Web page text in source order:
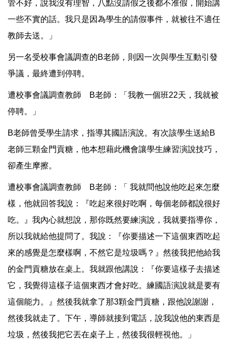
管不好，說我沒有理智，八點沒請假之後都不准假，開始講
一些不實的話。我只是因為學生的請假事件，就被往不適任
教師去送。」
另一名受校事會議調查的B老師，則因一次與學生互動引發
爭議，最終遭到停聘。
遭校事會議調查教師 B老師：「我教一個班22天，我就被
停聘。」
B老師曾受學生請求，指導其國語演說。有次該學生送給B
老師三顆金門貢糖，他本想藉此機會讓學生練習演說技巧，
卻產生摩擦。
遭校事會議調查教師 B老師：「 我就問他說他吃起來怎麼
樣，他就回答我說：『吃起來很好吃啊，每個老師都說很好
吃。』我內心就想說，那你既然要練演說，我就要指導你，
所以我就給他提問了。我說：『你要描述一下這個東西吃起
來的感覺是怎麼樣啊，不然它是垃圾嗎？』然後我把他給我
的金門貢糖放在桌上。我就跟他講說：『你要這樣子去描述
它，我覺得這樣子這個東西才會好吃。練國語演說就是要有
這個能力。』然後我就拿了那3顆金門貢糖，跟他說謝謝，
然後我就走了。下午，導師就接到電話，說我說他的東西是
垃圾，然後我把它丟在桌子上，然後我很輕視他。」